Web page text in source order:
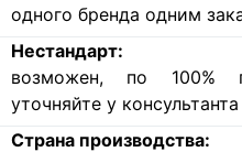
одного бренда одним
Нестандарт:
возможен, по 100%
уточняйте у
Страна производства: